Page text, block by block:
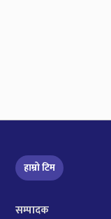
हाम्रो टिम
सम्पादक